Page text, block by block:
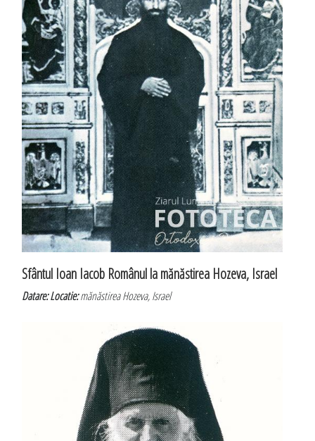
Sfântul Ioan Iacob Românul la mănăstirea Hozeva, Israel
Datare:Locatie:mănăstirea Hozeva, Israel